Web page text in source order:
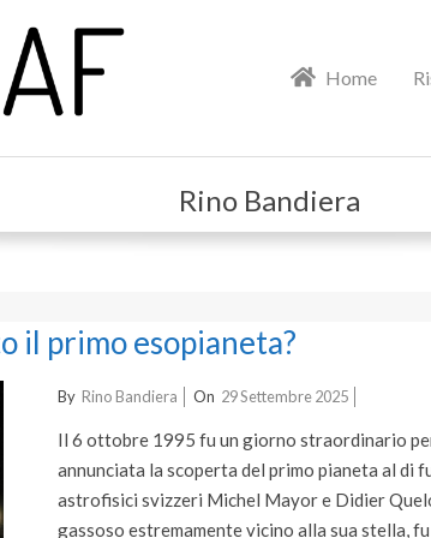
Home
Rino Bandiera
il primo esopianeta?
2025-
29
By Rino Bandiera On 29 Settembre 2025
Il 6 ottobre 1995 fu un giorno straordinario
annunciata la scoperta del primo pianeta al di
astrofisici svizzeri Michel Mayor e Didier
gassoso estremamente vicino alla sua stella,